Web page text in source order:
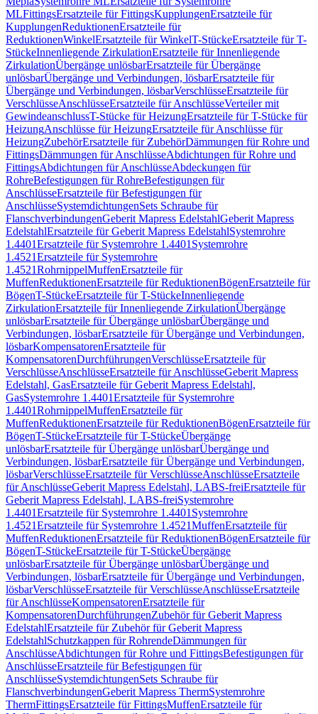
MLFittingsErsatzteile für FittingsKupplungenErsatzteile für
KupplungenReduktionenErsatzteile für
ReduktionenWinkelErsatzteile für WinkelT-StückeErsatzteile für T-
StückeInnenliegende ZirkulationErsatzteile für Innenliegende
ZirkulationÜbergänge unlösbarErsatzteile für Übergänge
unlösbarÜbergänge und Verbindungen, lösbarErsatzteile für
Übergänge und Verbindungen, lösbarVerschlüsseErsatzteile für
VerschlüsseAnschlüsseErsatzteile für AnschlüsseVerteiler mit
GewindeanschlussT-Stücke für HeizungErsatzteile für T-Stücke für
HeizungAnschlüsse für HeizungErsatzteile für Anschlüsse für
HeizungZubehörErsatzteile für ZubehörDämmungen für Rohre und
FittingsDämmungen für AnschlüsseAbdichtungen für Rohre und
FittingsAbdichtungen für AnschlüsseAbdeckungen für
RohreBefestigungen für RohreBefestigungen für
AnschlüsseErsatzteile für Befestigungen für
AnschlüsseSystemdichtungenSets Schraube für
FlanschverbindungenGeberit Mapress EdelstahlGeberit Mapress
EdelstahlErsatzteile für Geberit Mapress EdelstahlSystemrohre
1.4401Ersatzteile für Systemrohre 1.4401 Systemrohre
1.4521Ersatzteile für Systemrohre
1.4521RohrnippelMuffenErsatzteile für
MuffenReduktionenErsatzteile für ReduktionenBögenErsatzteile für
BögenT-StückeErsatzteile für T-StückeInnenliegende
ZirkulationErsatzteile für Innenliegende ZirkulationÜbergänge
unlösbarErsatzteile für Übergänge unlösbarÜbergänge und
Verbindungen, lösbarErsatzteile für Übergänge und Verbindungen,
lösbarKompensatorenErsatzteile für
KompensatorenDurchführungenVerschlüsseErsatzteile für
VerschlüsseAnschlüsseErsatzteile für AnschlüsseGeberit Mapress
Edelstahl, GasErsatzteile für Geberit Mapress Edelstahl,
GasSystemrohre 1.4401Ersatzteile für Systemrohre
1.4401RohrnippelMuffenErsatzteile für
MuffenReduktionenErsatzteile für ReduktionenBögenErsatzteile für
BögenT-StückeErsatzteile für T-StückeÜbergänge
unlösbarErsatzteile für Übergänge unlösbarÜbergänge und
Verbindungen, lösbarErsatzteile für Übergänge und Verbindungen,
lösbarVerschlüsseErsatzteile für VerschlüsseAnschlüsseErsatzteile
für AnschlüsseGeberit Mapress Edelstahl, LABS-freiErsatzteile für
Geberit Mapress Edelstahl, LABS-freiSystemrohre
1.4401Ersatzteile für Systemrohre 1.4401 Systemrohre
1.4521Ersatzteile für Systemrohre 1.4521MuffenErsatzteile für
MuffenReduktionenErsatzteile für ReduktionenBögenErsatzteile für
BögenT-StückeErsatzteile für T-StückeÜbergänge
unlösbarErsatzteile für Übergänge unlösbarÜbergänge und
Verbindungen, lösbarErsatzteile für Übergänge und Verbindungen,
lösbarVerschlüsseErsatzteile für VerschlüsseAnschlüsseErsatzteile
für AnschlüsseKompensatorenErsatzteile für
KompensatorenDurchführungenZubehör für Geberit Mapress
EdelstahlErsatzteile für Zubehör für Geberit Mapress
EdelstahlSchutzkappen für RohrendeDämmungen für
AnschlüsseAbdichtungen für Rohre und FittingsBefestigungen für
AnschlüsseErsatzteile für Befestigungen für
AnschlüsseSystemdichtungenSets Schraube für
FlanschverbindungenGeberit Mapress ThermSystemrohre
ThermFittingsErsatzteile für FittingsMuffenErsatzteile für